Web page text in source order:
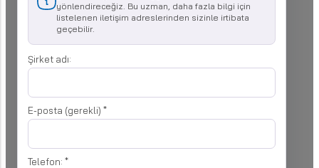
yönlendireceğiz. Bu uzman, daha fazla bilgi için
listelenen iletişim adreslerinden sizinle irtibata
geçebilir.
Şirket adı:
E-posta (gerekli) *
Telefon: *